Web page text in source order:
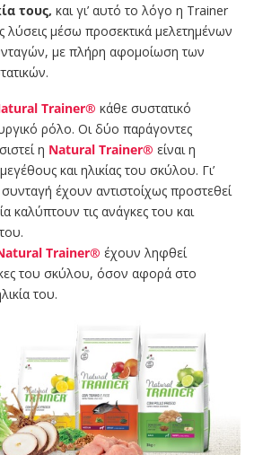
τους, και γι’ αυτό το λόγο η Trainer
λύσεις μέσω προσεκτικά μελετημένων
με πλήρη αφομοίωση των
Trainer® κάθε συστατικό
ρόλο. Οι δύο παράγοντες
η Natural Trainer® είναι η
και ηλικίας του σκύλου. Γι’
έχουν αντιστοίχως προστεθεί
καλύπτουν τις ανάγκες του και
Trainer® έχουν ληφθεί
του σκύλου, όσον αφορά στο
του.